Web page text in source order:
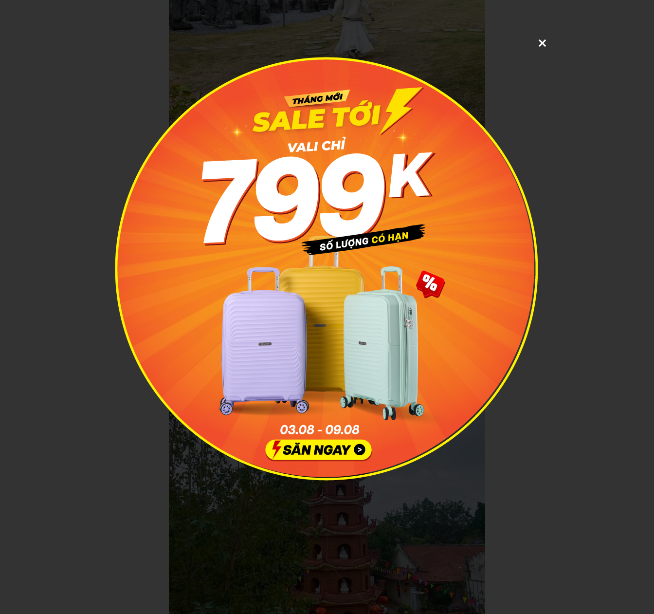
Chùa Sẻ là một ngôi chùa có quy mô khóa lớn, thuộc địa phận xã Thanh Hải, huyện Lục
Ngạn. Ảnh minh họa: Chiêu Surin
Về dịch vụ, khu vực trông giữ xe ở đây tuy không quá chuyên nghiệp theo kiểu các khu
du lịch Bắc Giangquy mô lớn nhưng các bác trông xe lại rất thân thiện và vui vẻ. Xung
quanh Chùa Sẻ vì là làng quê nên các dịch vụ ăn uống chưa có nhiều. Ngay chỗ đỗ xe
chỉ có một hàng nước nhỏ bán đồ lặt vặt. Theo kinh nghiệm của mình, các bạn nên chủ
động chuẩn bị trước nước uống và ít đồ ăn nhẹ mang theo để chuyến đi thoải mái nhất.